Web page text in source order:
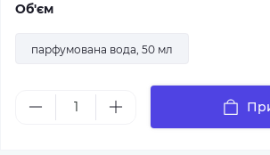
Об'єм
парфумована вода, 50 мл